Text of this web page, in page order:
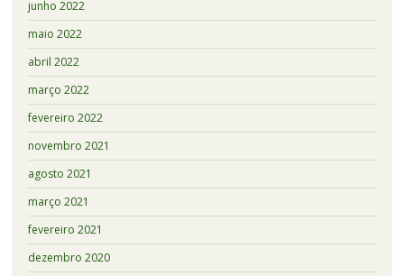
junho 2022
maio 2022
abril 2022
março 2022
fevereiro 2022
novembro 2021
agosto 2021
março 2021
fevereiro 2021
dezembro 2020